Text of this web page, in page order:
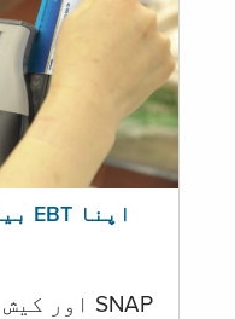
اپنا EBT بیلنس چیک کریں
SNAP اور کیش اکاؤنٹ